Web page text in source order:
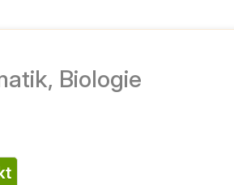
Biologie